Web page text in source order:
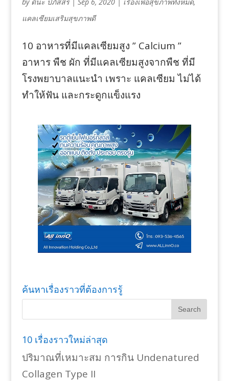
แคลเซียมเสริมสุขภาพดี
10 อาหารที่มีแคลเซียมสูง ” Calcium ”
อาหาร พืช ผัก ที่มีแคลเซียมสูงจากพืช ที่มี
โรงพยาบาลแนะนำ เพราะ แคลเซียม ไม่ได้
ทำให้ฟัน และกระดูกแข็งแรง
ค้นหาเรื่องราวที่ต้องการรู้
10 เรื่องราวใหม่ล่าสุด
ปริมาณที่เหมาะสม การกิน Undenatured
Collagen Type II